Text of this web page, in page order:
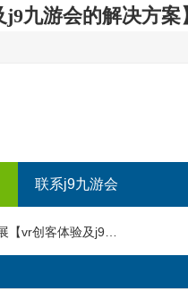
九游会的解决方案
联系j9九游会